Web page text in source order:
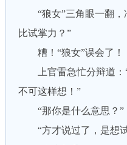
“狼女”三角眼一翻，
比试掌力？”
糟！“狼女”误会了！
上官雷急忙分辩道：“
不可这样想！”
“那你是什么意思？”
“方才说过了，是想试